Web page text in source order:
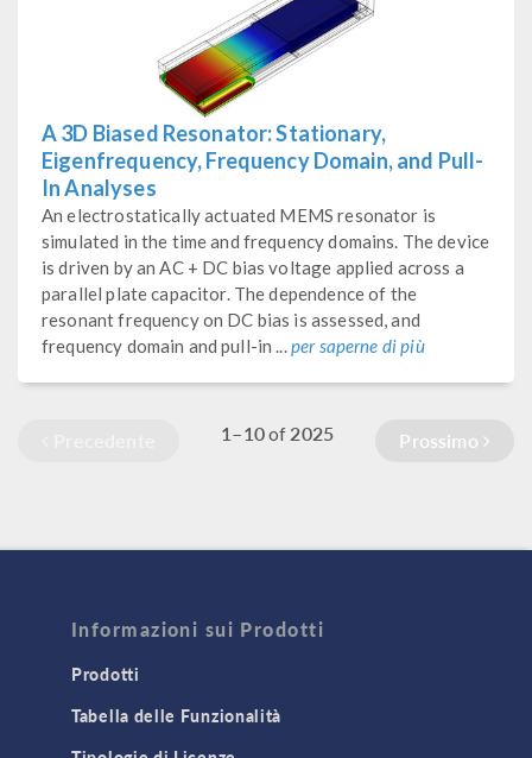
A 3D Biased Resonator: Stationary,
Eigenfrequency, Frequency Domain, and Pull-
In Analyses
An electrostatically actuated MEMS resonator is
simulated in the time and frequency domains. The device
is driven by an AC + DC bias voltage applied across a
parallel plate capacitor. The dependence of the
resonant frequency on DC bias is assessed, and
frequency domain and pull-in ...per saperne di più
1–10of2025 Prossimo
Informazioni sui Prodotti
Prodotti
Tabella delle Funzionalità